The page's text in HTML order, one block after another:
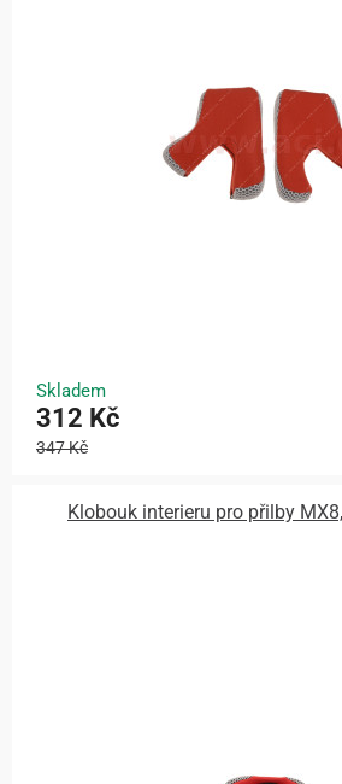
Skladem
312 Kč
347 Kč
Klobouk interieru pro přilby